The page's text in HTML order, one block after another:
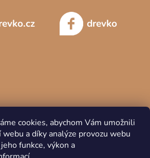
cookies, abychom Vám umožnili
a díky analýze provozu webu
funkce, výkon a
drevko